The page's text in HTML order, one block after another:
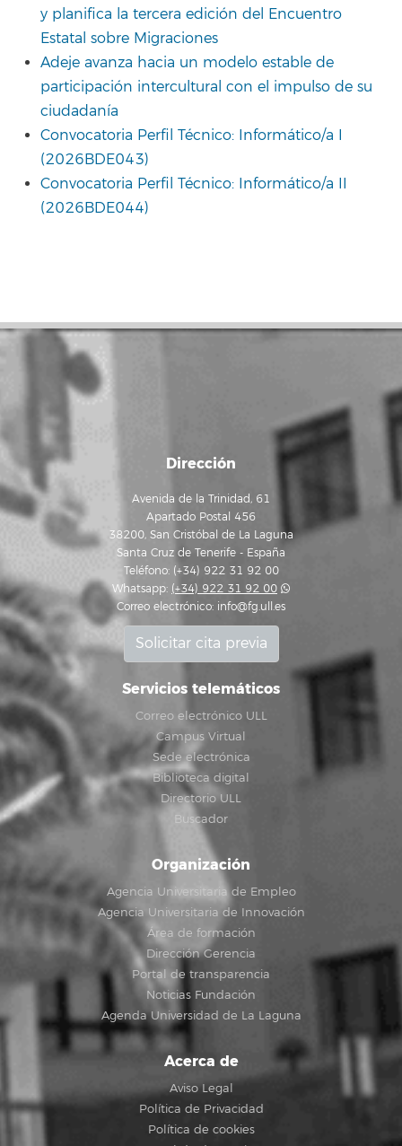
y planifica la tercera edición del Encuentro
Estatal sobre Migraciones
Adeje avanza hacia un modelo estable de
participación intercultural con el impulso de su
ciudadanía
Convocatoria Perfil Técnico: Informático/a I
(2026BDE043)
Convocatoria Perfil Técnico: Informático/a II
(2026BDE044)
Dirección
Avenida de la Trinidad, 61
Apartado Postal 456
38200, San Cristóbal de La Laguna
Santa Cruz de Tenerife - España
Teléfono: (+34) 922 31 92 00
Whatsapp: (+34) 922 31 92 00
Correo electrónico: info@fg.ull.es
Solicitar cita previa
Servicios telemáticos
Correo electrónico ULL
Campus Virtual
Sede electrónica
Biblioteca digital
Directorio ULL
Buscador
Organización
Agencia Universitaria de Empleo
Agencia Universitaria de Innovación
Área de formación
Dirección Gerencia
Portal de transparencia
Noticias Fundación
Agenda Universidad de La Laguna
Acerca de
Aviso Legal
Política de Privacidad
Política de cookies